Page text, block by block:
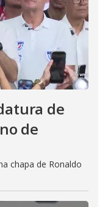
de
de
chapa de Ronaldo